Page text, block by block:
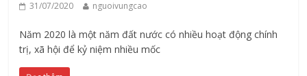
31/07/2020 nguoivungcao
Năm 2020 là một năm đất nước có nhiều hoạt động chính
trị, xã hội để kỷ niệm nhiều mốc